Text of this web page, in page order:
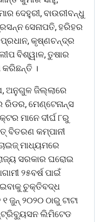
ଦେହୁରୀ, ବାଉରୀବନ୍ଧୁ
ସେନାପତି, ହରିହର
ପ୍ରଧାନ, କୃଷ୍ଣଚନ୍ଦ୍ର
ବିଶ୍ୱାଳ, ତୁଷାର
।
ଅନୁଗୁଳ ଜିଲ୍ଲାରେ
ମେଣ୍ଟେନାନ୍ସ
ମାନେ ଦୀର୍ଘ ୮ରୁ
ବିତରଣ କମ୍ପାନୀ
ମାଧ୍ୟମରେ
ସରକାର ଘରୋଇ
୨୫ବର୍ଷ ପାଇଁ
ଚୁକ୍ତିବଦ୍ଧ
ଜୁନ୍ ୨୦୨୦ ଠାରୁ ଟାଟା
ଲିମିଟେଡ